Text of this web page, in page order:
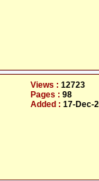
Views : 12723
Pages : 98
Added : 17-Dec-